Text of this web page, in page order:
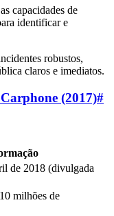
capacidades de
identificar e
robustos,
claros e imediatos.
(2017)#
de 2018 (divulgada
milhões de